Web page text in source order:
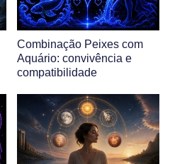
Combinação Peixes com
Aquário: convivência e
compatibilidade